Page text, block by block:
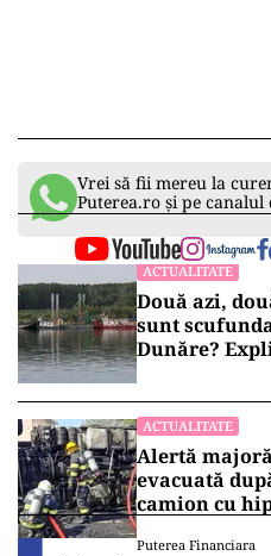
Vrei să fii mereu la
Puterea.ro și pe canalul
ACTUALITATE
Două azi,
sunt
Dunăre?
ACTUALITATE
Alertă
evacuată
camion cu
Puterea Financiara